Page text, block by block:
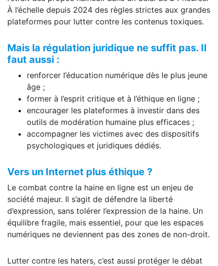
À l’échelle depuis 2024 des règles strictes aux grandes
plateformes pour lutter contre les contenus toxiques.
Mais la régulation juridique ne suffit pas. Il
faut aussi :
renforcer l’éducation numérique dès le plus jeune
âge ;
former à l’esprit critique et à l’éthique en ligne ;
encourager les plateformes à investir dans des
outils de modération humaine plus efficaces ;
accompagner les victimes avec des dispositifs
psychologiques et juridiques dédiés.
Vers un Internet plus éthique ?
Le combat contre la haine en ligne est un enjeu de
société majeur. Il s’agit de défendre la liberté
d’expression, sans tolérer l’expression de la haine. Un
équilibre fragile, mais essentiel, pour que les espaces
numériques ne deviennent pas des zones de non-droit.
Lutter contre les haters, c’est aussi protéger le débat